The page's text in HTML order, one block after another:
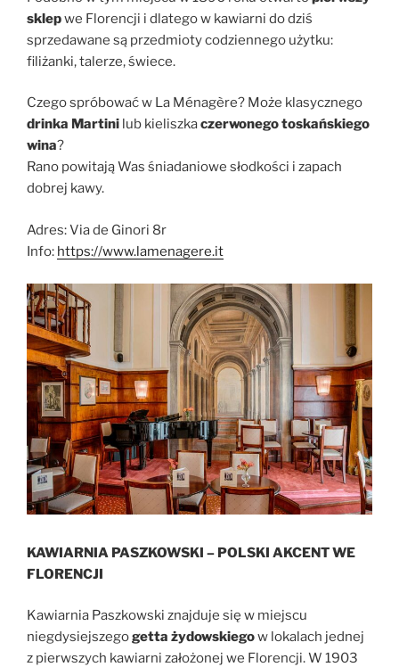
sklepwe Florencji i dlatego w kawiarni do dziś
sprzedawane są przedmioty codziennego użytku:
filiżanki, talerze, świece.
Czego spróbować w La Ménagère? Może klasycznego
drinka Martini lub kieliszkaczerwonego toskańskiego
wina?
Rano powitają Was śniadaniowe słodkości i zapach
dobrej kawy.
Adres: Via de Ginori 8r
Info: https://www.lamenagere.it
KAWIARNIA PASZKOWSKI – POLSKI AKCENT WE
FLORENCJI
Kawiarnia Paszkowski znajduje się w miejscu
niegdysiejszegogetta żydowskiegow lokalach jednej
z pierwszych kawiarni założonej we Florencji. W 1903